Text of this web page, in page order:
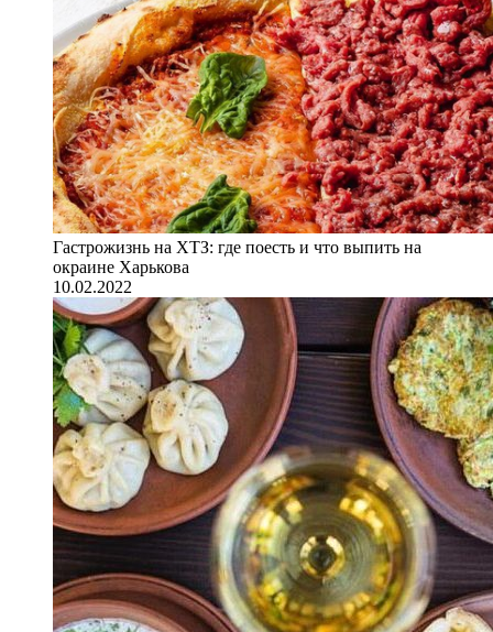
Гастрожизнь на ХТЗ: где поесть и что выпить на
окраине Харькова
10.02.2022